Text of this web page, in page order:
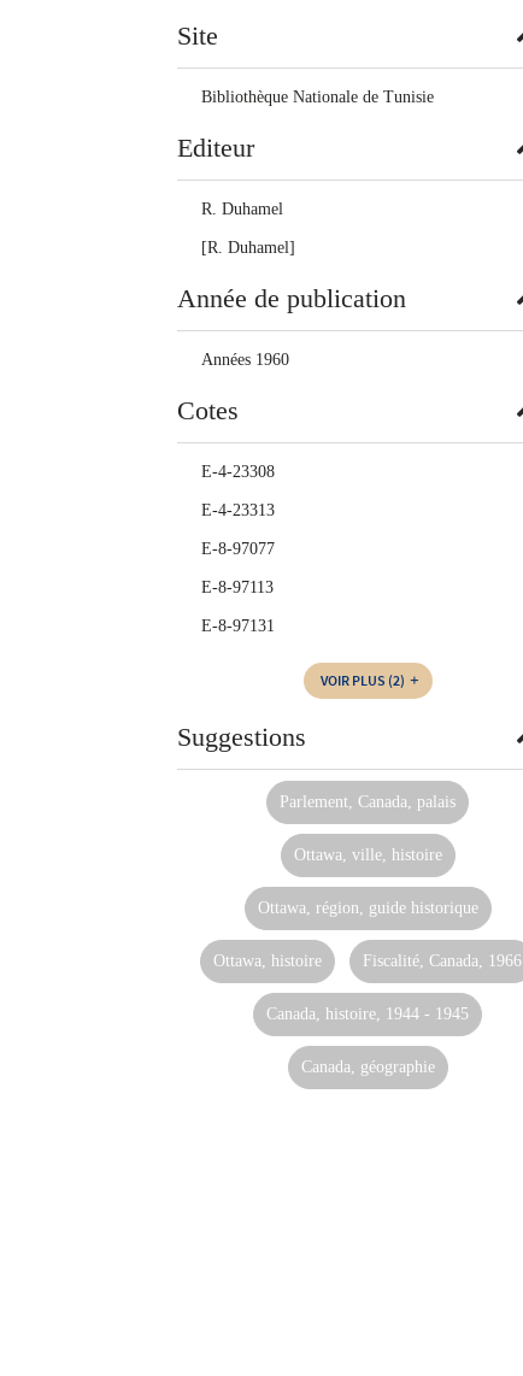
Site
Bibliothèque Nationale de Tunisie
Editeur
R. Duhamel
[R. Duhamel]
Année de publication
Années 1960
Cotes
E-4-23308
E-4-23313
E-8-97077
E-8-97113
E-8-97131
VOIR PLUS (2)
Suggestions
Parlement, Canada, palais
Ottawa, ville, histoire
Ottawa, région, guide historique
Ottawa, histoire Fiscalité, Canada, 1966
Canada, histoire, 1944 - 1945
Canada, géographie